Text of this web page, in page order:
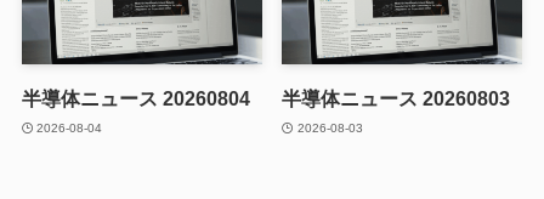
半導体ニュース 20260804
2026-08-04
半導体ニュース 20260803
2026-08-03